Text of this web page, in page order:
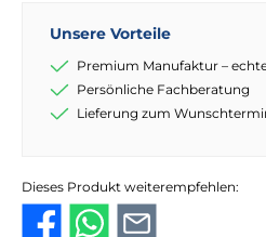
Unsere Vorteile
Premium Manufaktur –
Persönliche Fachberatung
Lieferung zum
Dieses Produkt weiterempfehlen: